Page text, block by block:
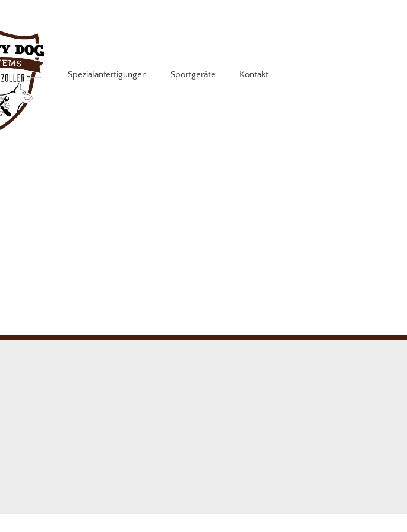
Spezialanfertigungen Sportgeräte Kontakt